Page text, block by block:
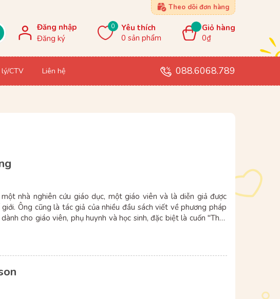
Theo dõi đơn hàng
Đăng nhập
Đăng ký
0
Yêu thích
0 sản phẩm
Giỏ hàng
0₫
CTV Liên hệ 088.6068.789
nhà nghiên cứu giáo dục, một giáo viên và là diễn giả được
Ông cũng là tác giả của nhiều đầu sách viết về phương pháp
cho giáo viên, phụ huynh và học sinh, đặc biệt là cuốn "Thất